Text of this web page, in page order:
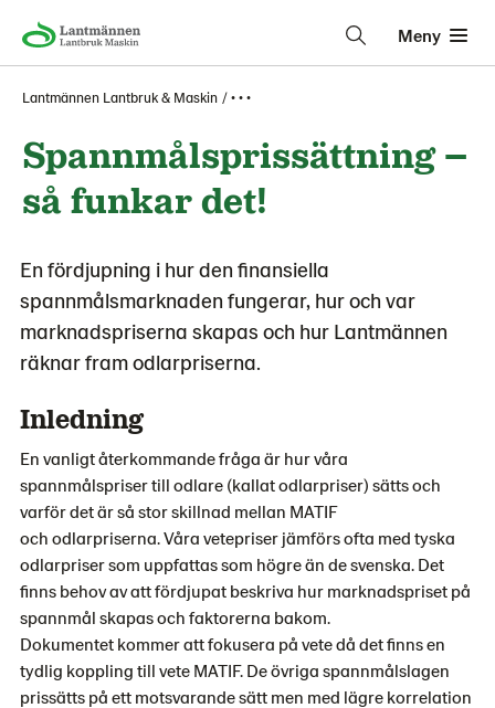
Meny
Lantmännen Lantbruk & Maskin • • •
Spannmålsprissättning –
så funkar det!
En fördjupning i hur den finansiella
spannmålsmarknaden fungerar, hur och var
marknadspriserna skapas och hur Lantmännen
räknar fram odlarpriserna.
Inledning
En vanligt återkommande fråga är hur våra
spannmålspriser till odlare (kallat odlarpriser) sätts och
varför det är så stor skillnad mellan MATIF
och odlarpriserna. Våra vetepriser jämförs ofta med tyska
odlarpriser som uppfattas som högre än de svenska. Det
finns behov av att fördjupat beskriva hur marknadspriset på
spannmål skapas och faktorerna bakom.
Dokumentet kommer att fokusera på vete då det finns en
tydlig koppling till vete MATIF. De övriga spannmålslagen
prissätts på ett motsvarande sätt men med lägre korrelation